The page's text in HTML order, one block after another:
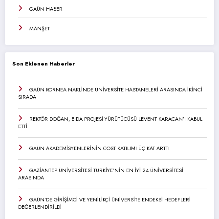
GAÜN HABER
MANŞET
Son Eklenen Haberler
GAÜN KORNEA NAKLİNDE ÜNİVERSİTE HASTANELERİ ARASINDA İKİNCİ
SIRADA
REKTÖR DOĞAN, EIDA PROJESİ YÜRÜTÜCÜSÜ LEVENT KARACAN’I KABUL
ETTİ
GAÜN AKADEMİSYENLERİNİN COST KATILIMI ÜÇ KAT ARTTI
GAZİANTEP ÜNİVERSİTESİ TÜRKİYE’NİN EN İYİ 24 ÜNİVERSİTESİ
ARASINDA
GAÜN’DE GİRİŞİMCİ VE YENİLİKÇİ ÜNİVERSİTE ENDEKSİ HEDEFLERİ
DEĞERLENDİRİLDİ